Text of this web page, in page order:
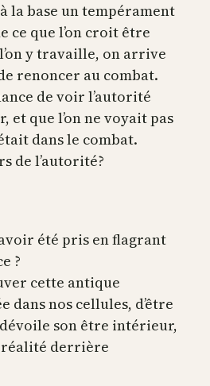
la base un tempérament
ce que l’on croit être
y travaille, on arrive
renoncer au combat.
de voir l’autorité
et que l’on ne voyait pas
dans le combat.
de l’autorité?
été pris en flagrant
?
cette antique
dans nos cellules, d’être
son être intérieur,
derrière